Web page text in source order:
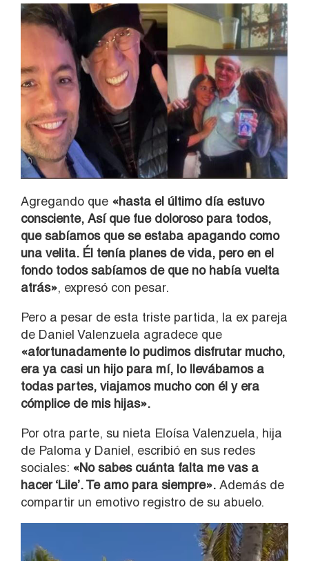
Agregando que «hasta el último día estuvo
consciente, Así que fue doloroso para todos,
que sabíamos que se estaba apagando como
una velita. Él tenía planes de vida, pero en el
fondo todos sabíamos de que no había vuelta
atrás», expresó con pesar.
Pero a pesar de esta triste partida, la ex pareja
de Daniel Valenzuela agradece que
«afortunadamente lo pudimos disfrutar mucho,
era ya casi un hijo para mí, lo llevábamos a
todas partes, viajamos mucho con él y era
cómplice de mis hijas».
Por otra parte, su nieta Eloísa Valenzuela, hija
de Paloma y Daniel, escribió en sus redes
sociales: «No sabes cuánta falta me vas a
hacer ‘Lile’. Te amo para siempre». Además de
compartir un emotivo registro de su abuelo.
vídeo